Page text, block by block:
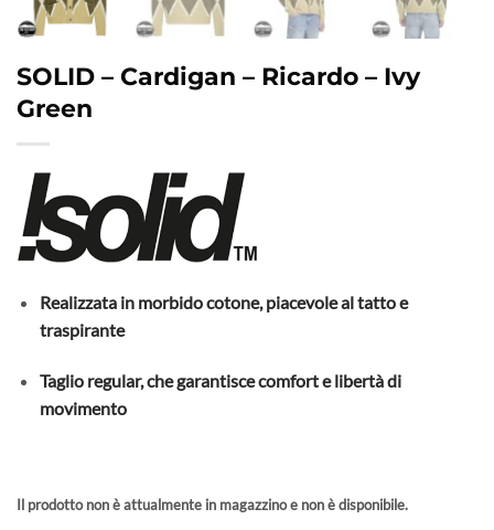
SOLID – Cardigan – Ricardo – Ivy
Green
Realizzata in morbido cotone, piacevole al tatto e
traspirante
Taglio regular, che garantisce comfort e libertà di
movimento
Il prodotto non è attualmente in magazzino e non è disponibile.